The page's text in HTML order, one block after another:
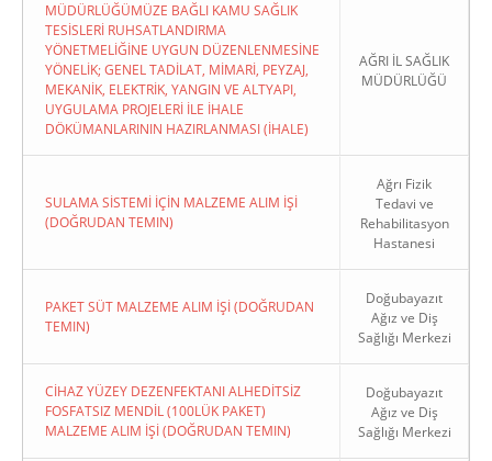
MÜDÜRLÜĞÜMÜZE BAĞLI KAMU SAĞLIK
TESİSLERİ RUHSATLANDIRMA
YÖNETMELİĞİNE UYGUN DÜZENLENMESİNE
YÖNELİK; GENEL TADİLAT, MİMARİ, PEYZAJ,
MEKANİK, ELEKTRİK, YANGIN VE ALTYAPI,
UYGULAMA PROJELERİ İLE İHALE
DÖKÜMANLARININ HAZIRLANMASI (İHALE)
AĞRI İL SAĞLIK
MÜDÜRLÜĞÜ
SULAMA SİSTEMİ İÇİN MALZEME ALIM İŞİ
(DOĞRUDAN TEMIN)
Ağrı Fizik
Tedavi ve
Rehabilitasyon
Hastanesi
PAKET SÜT MALZEME ALIM İŞİ (DOĞRUDAN
TEMIN)
Doğubayazıt
Ağız ve Diş
Sağlığı Merkezi
CİHAZ YÜZEY DEZENFEKTANI ALHEDİTSİZ
FOSFATSIZ MENDİL (100LÜK PAKET)
MALZEME ALIM İŞİ (DOĞRUDAN TEMIN)
Doğubayazıt
Ağız ve Diş
Sağlığı Merkezi